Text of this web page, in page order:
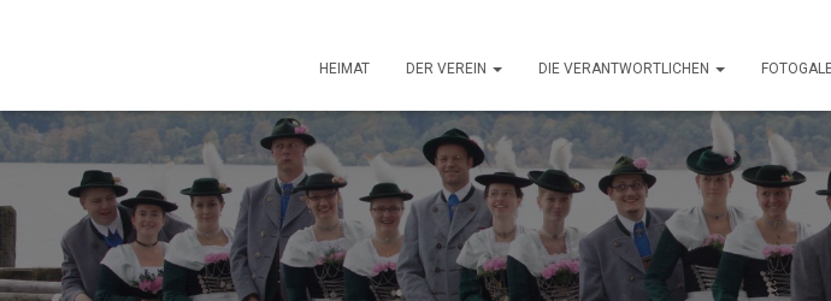
HEIMAT DER VEREIN DIE VERANTWORTLICHEN